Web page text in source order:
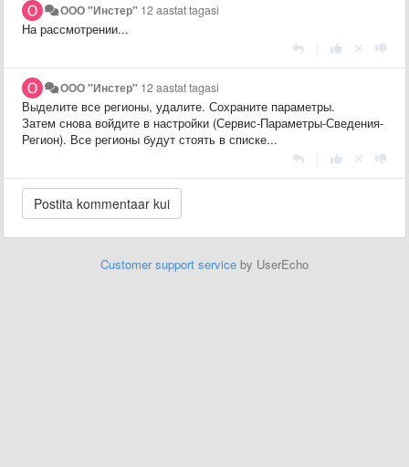
ООО "Инстер" 12 aastat tagasi
На рассмотрении...
ООО "Инстер" 12 aastat tagasi
Выделите все регионы, удалите. Сохраните параметры.
Затем снова войдите в настройки (Сервис-Параметры-Сведения-
Регион). Все регионы будут стоять в списке...
Customer support service by UserEcho